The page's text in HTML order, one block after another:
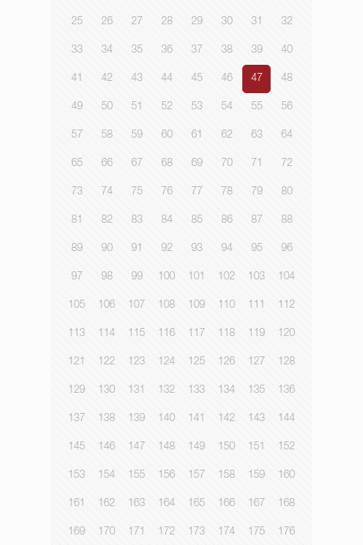
25 26 27 28 29 30 31 32
33 34 35 36 37 38 39 40
41 42 43 44 45 46 47 48
49 50 51 52 53 54 55 56
57 58 59 60 61 62 63 64
65 66 67 68 69 70 71 72
73 74 75 76 77 78 79 80
81 82 83 84 85 86 87 88
89 90 91 92 93 94 95 96
97 98 99 100 101 102 103 104
105 106 107 108 109 110 111 112
113 114 115 116 117 118 119 120
121 122 123 124 125 126 127 128
129 130 131 132 133 134 135 136
137 138 139 140 141 142 143 144
145 146 147 148 149 150 151 152
153 154 155 156 157 158 159 160
161 162 163 164 165 166 167 168
169 170 171 172 173 174 175 176